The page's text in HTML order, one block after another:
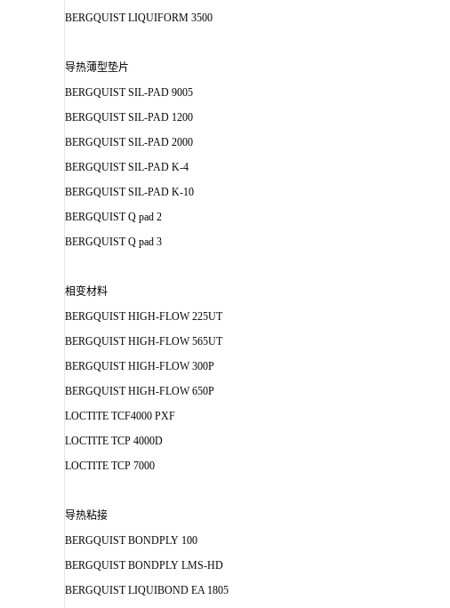
BERGQUIST LIQUIFORM 3500
导热薄型垫片
BERGQUIST SIL-PAD 9005
BERGQUIST SIL-PAD 1200
BERGQUIST SIL-PAD 2000
BERGQUIST SIL-PAD K-4
BERGQUIST SIL-PAD K-10
BERGQUIST Q pad 2
BERGQUIST Q pad 3
相变材料
BERGQUIST HIGH-FLOW 225UT
BERGQUIST HIGH-FLOW 565UT
BERGQUIST HIGH-FLOW 300P
BERGQUIST HIGH-FLOW 650P
LOCTITE TCF4000 PXF
LOCTITE TCP 4000D
LOCTITE TCP 7000
导热粘接
BERGQUIST BONDPLY 100
BERGQUIST BONDPLY LMS-HD
BERGQUIST LIQUIBOND EA 1805